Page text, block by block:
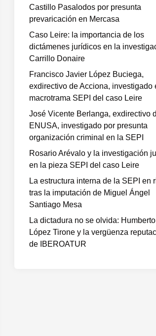
Castillo Pasalodos por presunta
prevaricación en Mercasa
Caso Leire: la importancia de los
dictámenes jurídicos en la
Carrillo Donaire
Francisco Javier López Buciega,
exdirectivo de Acciona, investigado
macrotrama SEPI del caso Leire
José Vicente Berlanga, exdirectivo
ENUSA, investigado por presunta
organización criminal en la SEPI
Rosario Arévalo y la investigación
en la pieza SEPI del caso Leire
La estructura interna de la SEPI en
tras la imputación de Miguel Ángel
Santiago Mesa
La dictadura no se olvida: Humberto
López Tirone y la vergüenza
de IBEROATUR